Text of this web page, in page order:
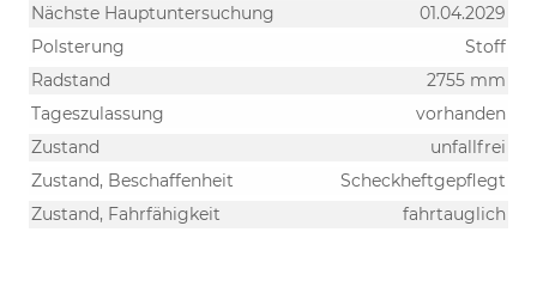
Nächste Hauptuntersuchung
01.04.2029
Polsterung
Stoff
Radstand
2755 mm
Tageszulassung
vorhanden
Zustand
unfallfrei
Zustand, Beschaffenheit
Scheckheftgepflegt
Zustand, Fahrfähigkeit
fahrtauglich